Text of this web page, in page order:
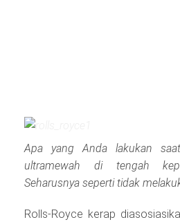
Apa yang Anda lakukan
ultramewah di tengah
Seharusnya seperti tidak
Rolls-Royce kerap